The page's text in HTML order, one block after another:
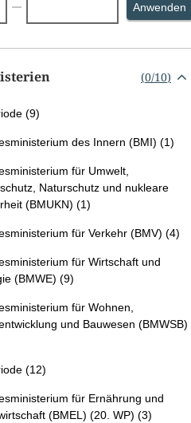
Anwenden
(0/10)
(9)
des Innern (BMI) (1)
für Umwelt,
Naturschutz und nukleare
(BMUKN) (1)
für Verkehr (BMV) (4)
für Wirtschaft und
(BMWE) (9)
für Wohnen,
und Bauwesen (BMWSB)
(12)
für Ernährung und
(BMEL) (20. WP) (3)